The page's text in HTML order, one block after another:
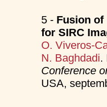
5 - Fusion of
for SIRC
O. Viveros-
N. Baghdadi.
Conference
USA,